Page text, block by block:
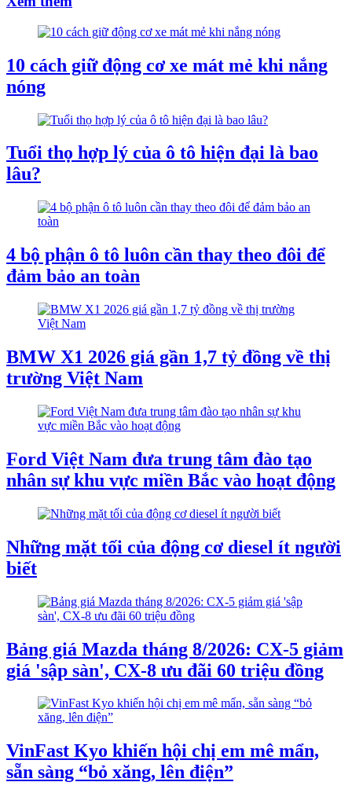
10 cách giữ động cơ xe mát mẻ khi nắng
nóng
Tuổi thọ hợp lý của ô tô hiện đại là bao
lâu?
4 bộ phận ô tô luôn cần thay theo đôi để
đảm bảo an toàn
BMW X1 2026 giá gần 1,7 tỷ đồng về thị
trường Việt Nam
Ford Việt Nam đưa trung tâm đào tạo
nhân sự khu vực miền Bắc vào hoạt động
Những mặt tối của động cơ diesel ít người
biết
Bảng giá Mazda tháng 8/2026: CX-5 giảm
giá 'sập sàn', CX-8 ưu đãi 60 triệu đồng
VinFast Kyo khiến hội chị em mê mẩn,
sẵn sàng “bỏ xăng, lên điện”